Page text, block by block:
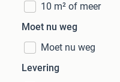
10 m² of meer
Moet nu weg
Moet nu weg
Levering